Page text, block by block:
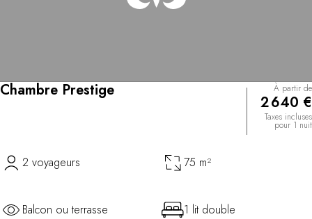
Chambre Prestige À partir de
2 640 €
Taxes incluses
pour 1 nuit
2 voyageurs 75 m²
Balcon ou terrasse 1 lit double